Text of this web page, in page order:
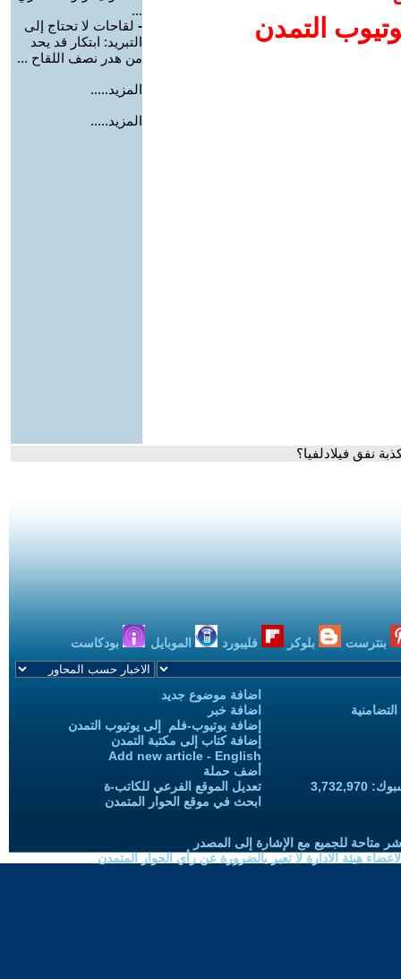
التمدن
...
- لقاحات لا تحتاج إلى
التبريد: ابتكار قد يحد
من هدر نصف اللقاح ...
المزيد.....
المزيد.....
نفق فيلادلفيا؟
بنترست بلوكر فليبورد الموبايل بودكاست
اضافة موضوع جديد
اضافة خبر
إضافة يوتيوب-فلم إلى يوتيوب التمدن
إضافة كتاب إلى مكتبة التمدن
Add new article - English
أضف حملة
تعديل الموقع الفرعي للكاتب-ة
ابحث في موقع الحوار المتمدن
متاحة للجميع مع الإشارة إلى المصدر
هيئة الادارة لا تعبر بالضرورة عن رأي الحوار المتمدن